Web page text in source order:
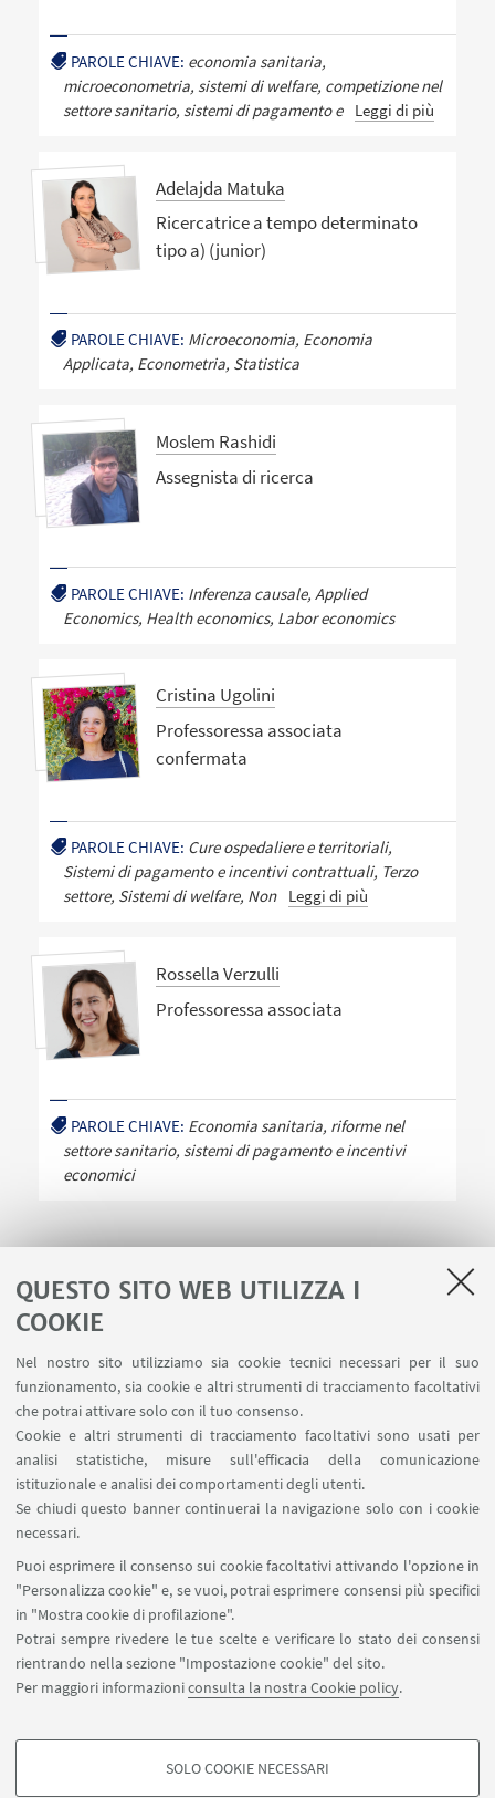
QUESTO SITO WEB UTILIZZA I
COOKIE
Nel nostro sito utilizziamo sia cookie tecnici necessari per il suo
funzionamento, sia cookie e altri strumenti di tracciamento facoltativi
che potrai attivare solo con il tuo consenso.
Cookie e altri strumenti di tracciamento facoltativi sono usati per
analisi statistiche, misure sull'efficacia della comunicazione
istituzionale e analisi dei comportamenti degli utenti.
Se chiudi questo banner continuerai la navigazione solo con i cookie
necessari.
Puoi esprimere il consenso sui cookie facoltativi attivando l'opzione in
"Personalizza cookie" e, se vuoi, potrai esprimere consensi più specifici
in "Mostra cookie di profilazione".
Potrai sempre rivedere le tue scelte e verificare lo stato dei consensi
rientrando nella sezione "Impostazione cookie" del sito.
Per maggiori informazioniconsulta la nostra Cookie policy.
COOKIE DI PROFILAZIONE - FACOLTATIVI
SOLO COOKIE NECESSARI
PAROLE CHIAVE: economia sanitaria,
microeconometria, sistemi di welfare, competizione nel
settore sanitario, sistemi di pagamento e
Leggi di più
Adelajda Matuka
Ricercatrice a tempo determinato
tipo a) (junior)
PAROLE CHIAVE: Microeconomia, Economia
Applicata, Econometria, Statistica
Moslem Rashidi
Assegnista di ricerca
PAROLE CHIAVE: Inferenza causale, Applied
Economics, Health economics, Labor economics
Cristina Ugolini
Professoressa associata
confermata
PAROLE CHIAVE: Cure ospedaliere e territoriali,
Sistemi di pagamento e incentivi contrattuali, Terzo
settore, Sistemi di welfare, Non
Leggi di più
Rossella Verzulli
Professoressa associata
PAROLE CHIAVE: Economia sanitaria, riforme nel
settore sanitario, sistemi di pagamento e incentivi
economici
Contatti
Area riservata
SEGUI IL DIPARTIMENTO SU:
SEGUI UNIBO SU:
APP: